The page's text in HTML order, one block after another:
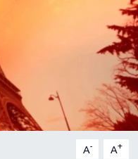
A- A+